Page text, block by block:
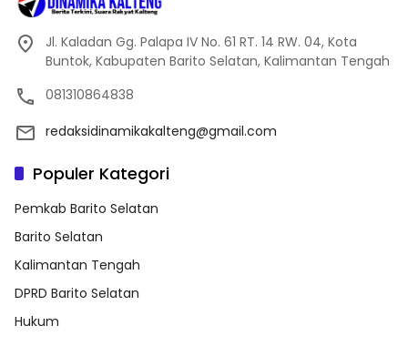
Jl. Kaladan Gg. Palapa IV No. 61 RT. 14 RW. 04, Kota
Buntok, Kabupaten Barito Selatan, Kalimantan Tengah
081310864838
redaksidinamikakalteng@gmail.com
Populer Kategori
Pemkab Barito Selatan
Barito Selatan
Kalimantan Tengah
DPRD Barito Selatan
Hukum